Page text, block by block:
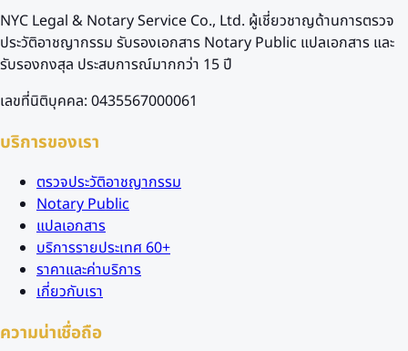
NYC Legal & Notary Service Co., Ltd. ผู้เชี่ยวชาญด้านการตรวจ
ประวัติอาชญากรรม รับรองเอกสาร Notary Public แปลเอกสาร และ
รับรองกงสุล ประสบการณ์มากกว่า 15 ปี
เลขที่นิติบุคคล: 0435567000061
บริการของเรา
ตรวจประวัติอาชญากรรม
Notary Public
แปลเอกสาร
บริการรายประเทศ 60+
ราคาและค่าบริการ
เกี่ยวกับเรา
ความน่าเชื่อถือ